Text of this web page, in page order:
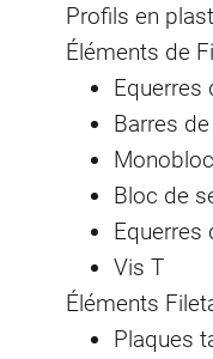
Profils en
Éléments de
Equerres
Barres
Monobloc
Bloc de
Equerres
Vis T
Éléments
Plaques